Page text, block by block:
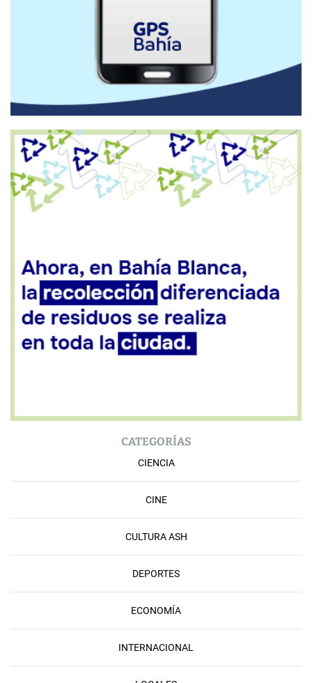
CATEGORÍAS
CIENCIA
CINE
CULTURA ASH
DEPORTES
ECONOMÍA
INTERNACIONAL